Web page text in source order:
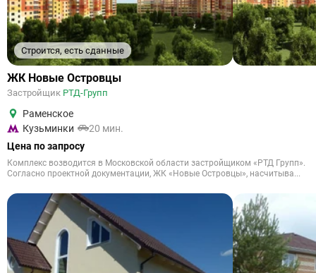
Строится, есть сданные
ЖК Новые Островцы
Застройщик РТД-Групп
Раменское
Кузьминки
20 мин.
Цена по запросу
Комплекс возводится в Московской области застройщиком «РТД Групп».
Согласно проектной документации, ЖК «Новые Островцы», насчитыва...